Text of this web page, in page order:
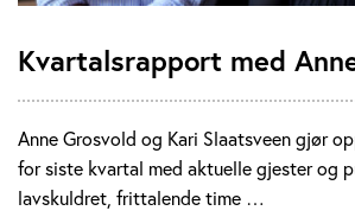
Kvartalsrapport med
Anne Grosvold og Kari Slaatsveen gjør
for siste kvartal med aktuelle gjester og
lavskuldret, frittalende time …